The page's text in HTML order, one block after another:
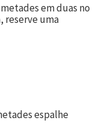
em duas no
reserve uma
espalhe